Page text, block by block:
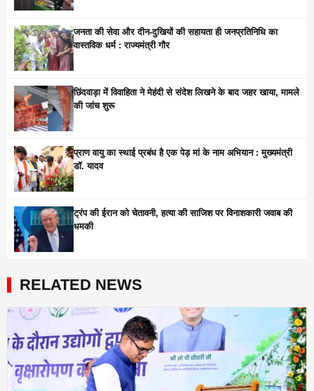
जनता की सेवा और दीन-दुखियों की सहायता ही जनप्रतिनिधि का
वास्तविक धर्म : राज्यमंत्री गौर
छिंदवाड़ा में विवाहिता ने मेहंदी से संदेश लिखने के बाद जहर खाया, मामले
की जांच शुरू
प्राण वायु का स्थाई प्रबंध है एक पेड़ मां के नाम अभियान : मुख्यमंत्री
डॉ. यादव
ट्रंप की ईरान को चेतावनी, हत्या की साजिश पर विनाशकारी जवाब की
धमकी
RELATED NEWS